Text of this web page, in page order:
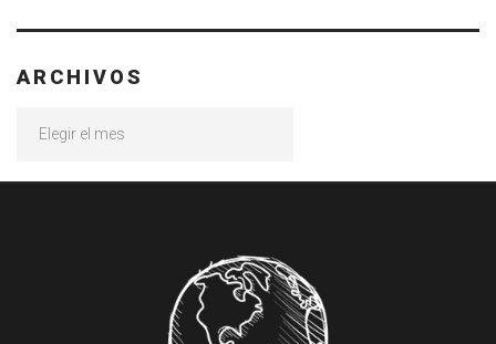
ARCHIVOS